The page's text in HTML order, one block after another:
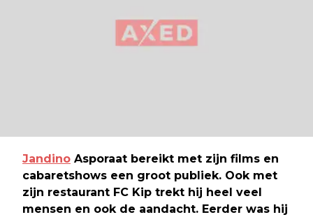
Jandino Asporaat bereikt met zijn films en
cabaretshows een groot publiek. Ook met
zijn restaurant FC Kip trekt hij heel veel
mensen en ook de aandacht. Eerder was hij